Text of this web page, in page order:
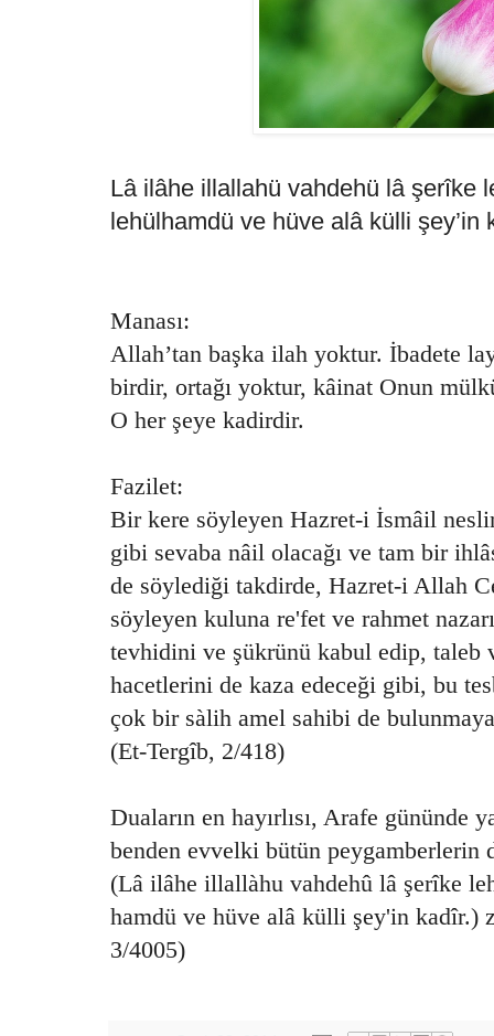
Lâ ilâhe illallahü vahdehü lâ şerîke
lehülhamdü ve hüve alâ külli şey’in
Manası:
Allah’tan başka ilah yoktur. İbadete
birdir, ortağı yoktur, kâinat Onun
O her şeye kadirdir.
Fazilet:
Bir kere söyleyen Hazret-i İsmâil
gibi sevaba nâil olacağı ve tam bir
de söylediği takdirde, Hazret-i Allah
söyleyen kuluna re'fet ve rahmet
tevhidini ve şükrünü kabul edip, taleb
hacetlerini de kaza edeceği gibi, bu
çok bir sàlih amel sahibi de
(Et-Tergîb, 2/418)
Duaların en hayırlısı, Arafe gününde
benden evvelki bütün peygamberlerin
(Lâ ilâhe illallàhu vahdehû lâ şerîke
hamdü ve hüve alâ külli şey'in
3/4005)